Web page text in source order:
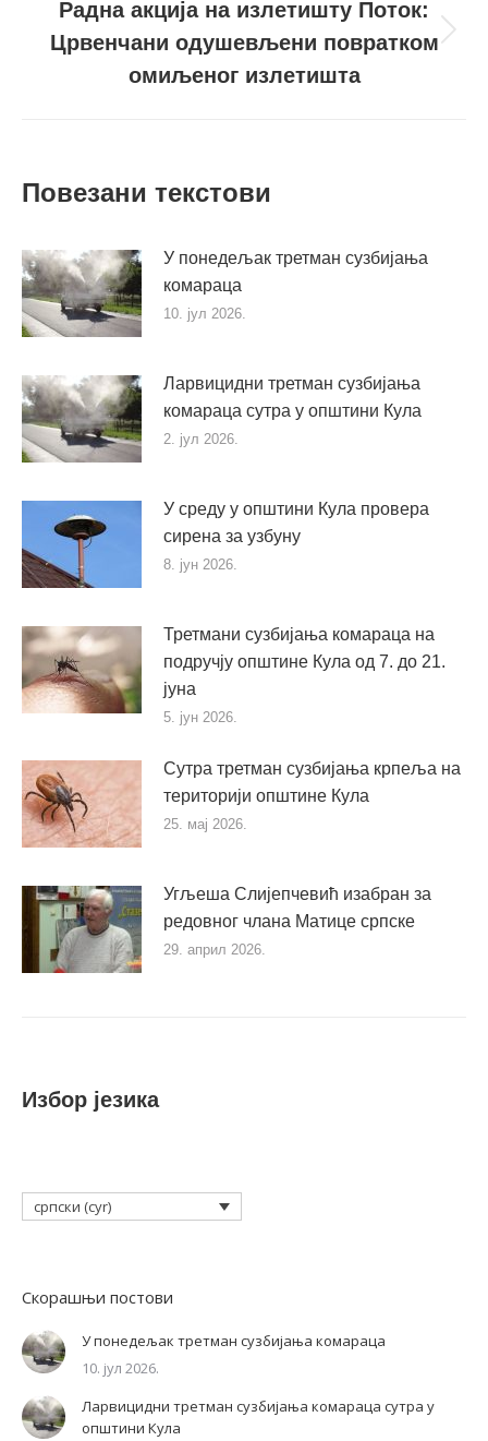
Следећи
пост
Радна акција на излетишту Поток:
Црвенчани одушевљени повратком
омиљеног излетишта
Повезани текстови
У понедељак третман сузбијања
комараца
10. јул 2026.
Ларвицидни третман сузбијања
комараца сутра у општини Кула
2. јул 2026.
У среду у општини Кула провера
сирена за узбуну
8. јун 2026.
Третмани сузбијања комараца на
подручју општине Кула од 7. до 21.
јуна
5. јун 2026.
Сутра третман сузбијања крпеља на
територији општине Кула
25. мај 2026.
Угљеша Слијепчевић изабран за
редовног члана Матице српске
29. април 2026.
Избор језика
српски (cyr)
Скорашњи постови
У понедељак третман сузбијања комараца
10. јул 2026.
Ларвицидни третман сузбијања комараца сутра у
општини Кула